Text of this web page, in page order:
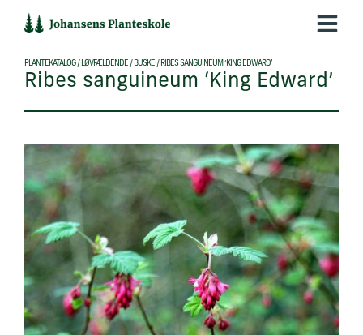
indholdet
PLANTEKATALOG/ LØVFÆLDENDE / BUSKE / RIBES SANGUINEUM ‘KING EDWARD’
Ribes sanguineum ‘King Edward’